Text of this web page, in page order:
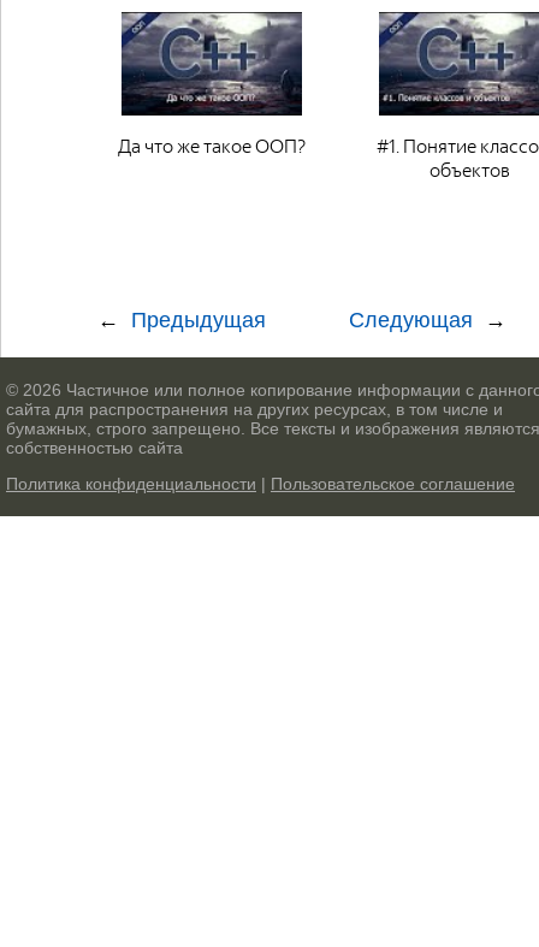
Да что же такое ООП?
#1. Понятие
объектов
Предыдущая Следующая
© 2026 Частичное или полное копирование информации с
сайта для распространения на других ресурсах, в том числе и
бумажных, строго запрещено. Все тексты и изображения являются
собственностью сайта
Политика конфиденциальности | Пользовательское соглашение